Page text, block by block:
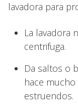
lavadora para
La lavadora
centrifuga.
Da saltos o
hace mucho
estruendos.